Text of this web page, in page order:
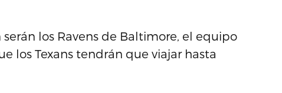
los Ravens de Baltimore, el equipo
los Texans tendrán que viajar hasta